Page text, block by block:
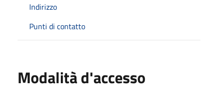
Indirizzo
Punti di contatto
Modalità d'accesso